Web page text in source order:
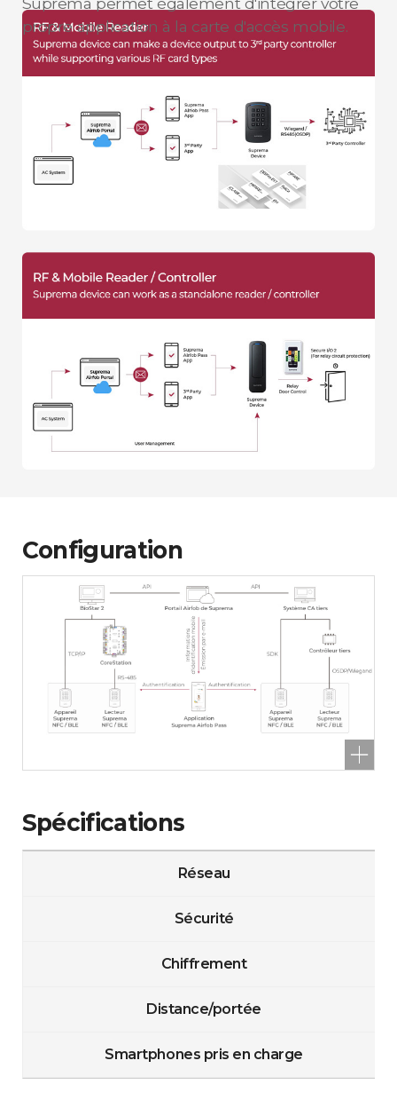
propre application à la carte d'accès mobile.
Configuration
Spécifications
Réseau
Sécurité
Chiffrement
Distance/portée
Smartphones pris en charge